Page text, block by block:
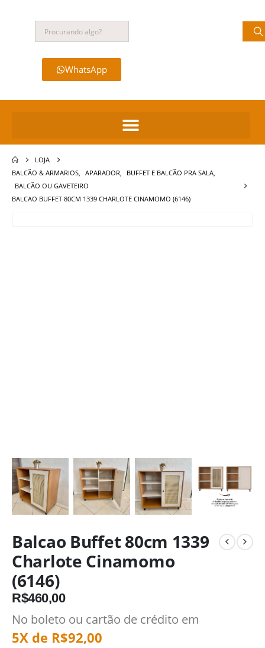
WhatsApp
LOJA
BALCÃO & ARMARIOS
APARADOR BUFFET E BALCÃO PRA SALA
BALCÃO OU GAVETEIRO
BALCAO BUFFET 80CM 1339 CHARLOTE CINAMOMO (6146)
Balcao Buffet 80cm 1339
Charlote Cinamomo
(6146)
R$460,00
No boleto ou cartão de crédito em
5X de R$92,00